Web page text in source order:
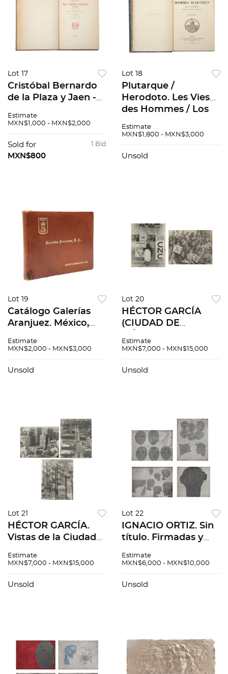
Lot 17
Cristóbal Bernardo
de la Plaza y Jaen -
Crónica de la Real y
Universidad de
México. México, 1931
Estimate
MXN$1,000 - MXN$2,000
1 Bid
Sold for
MXN$800
Lot 18
Plutarque /
Herodoto. Les Vies
des Hommes / Los
1839 / Madrid, 1846.
Estimate
MXN$1,800 - MXN$3,000
Unsold
Lot 19
Catálogo Galerías
Aranjuez. México,
XX. 8o. marquilla,
fotografías en
Estimate
MXN$2,000 - MXN$3,000
Unsold
Lot 20
HÉCTOR GARCÍA
(CIUDAD DE
Voto Femenino,
Segunda mitad de
Estimate
MXN$7,000 - MXN$15,000
Unsold
Lot 21
HÉCTOR GARCÍA.
Vistas de la Ciudad
la Reforma Siglo XX
Estimate
MXN$7,000 - MXN$15,000
Unsold
Lot 22
IGNACIO ORTIZ. Sin
título. Firmadas y
sobre papel. Medidas
Estimate
MXN$6,000 - MXN$10,000
Unsold